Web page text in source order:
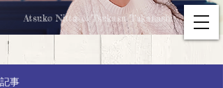
Atsuko Nitta & Tsukasa Takahashi
記事